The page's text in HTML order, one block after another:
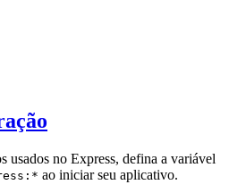
usados no Express, defina a variável
ao iniciar seu aplicativo.